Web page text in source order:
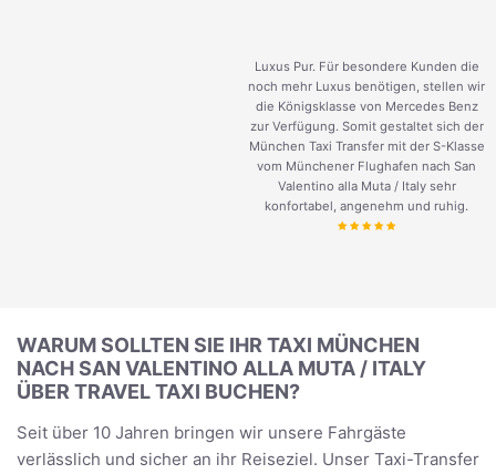
Luxus Pur. Für besondere Kunden die
noch mehr Luxus benötigen, stellen wir
die Königsklasse von Mercedes Benz
zur Verfügung. Somit gestaltet sich der
München Taxi Transfer mit der S-Klasse
vom Münchener Flughafen nach San
Valentino alla Muta / Italy sehr
konfortabel, angenehm und ruhig.
WARUM SOLLTEN SIE IHR TAXI MÜNCHEN
NACH SAN VALENTINO ALLA MUTA / ITALY
ÜBER TRAVEL TAXI BUCHEN?
Seit über 10 Jahren bringen wir unsere Fahrgäste
verlässlich und sicher an ihr Reiseziel. Unser Taxi-Transfer